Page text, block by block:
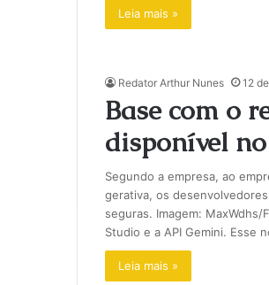
Leia mais »
Redator Arthur Nunes 12
Base com o
disponível
Segundo a empresa, ao
gerativa, os
seguras. Imagem:
Studio e a API Gemini. Esse
Leia mais »